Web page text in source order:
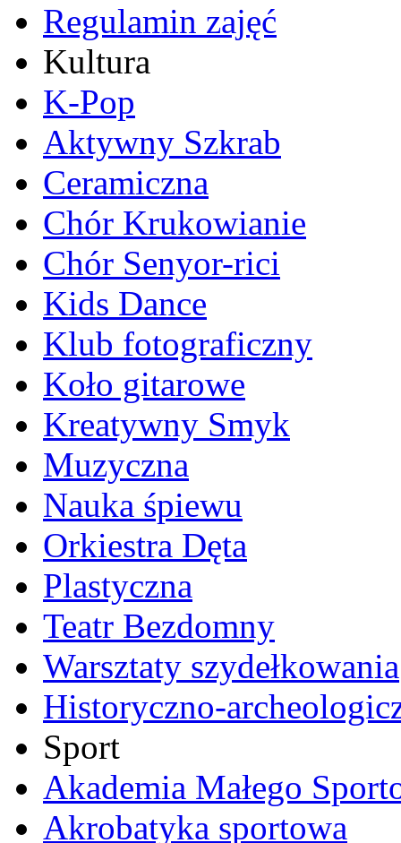
Regulamin zajęć
Kultura
K-Pop
Aktywny Szkrab
Ceramiczna
Chór Krukowianie
Chór Senyor-rici
Kids Dance
Klub fotograficzny
Koło gitarowe
Kreatywny Smyk
Muzyczna
Nauka śpiewu
Orkiestra Dęta
Plastyczna
Teatr Bezdomny
Warsztaty szydełkowania
Historyczno-
Sport
Akademia Małego
Akrobatyka sportowa